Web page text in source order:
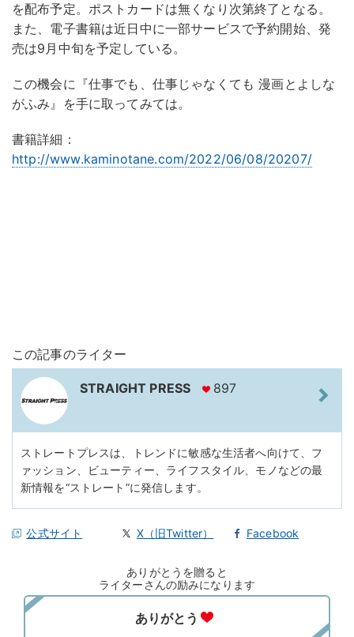
を配布予定。ポストカードは無くなり次第終了となる。
また、電子書籍は近日中に一部サービスで予約開始、発
売は9月中旬を予定している。
この機会に『仕事でも、仕事じゃなくても 漫画とよしな
がふみ』を手に取ってみては。
書籍詳細：
http://www.kaminotane.com/2022/06/08/20207/
この記事のライター
STRAIGHT PRESS 897
ストレートプレスは、トレンドに敏感な生活者へ向けて、フ
ァッション、ビューティー、ライフスタイル、モノなどの最
新情報を“ストレート”に発信します。
公式サイト X（旧Twitter） Facebook
ありがとうを贈ると
ライターさんの励みになります